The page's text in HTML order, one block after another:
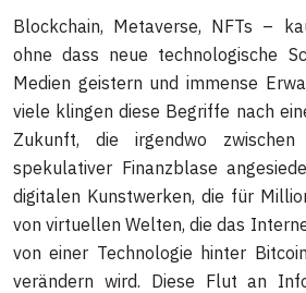
Blockchain, Metaverse, NFTs –
ohne dass neue technologische
Medien geistern und immense
viele klingen diese Begriffe nach
Zukunft, die irgendwo zwischen
spekulativer Finanzblase
digitalen Kunstwerken, die für
von virtuellen Welten, die das
von einer Technologie hinter
verändern wird. Diese Flut an